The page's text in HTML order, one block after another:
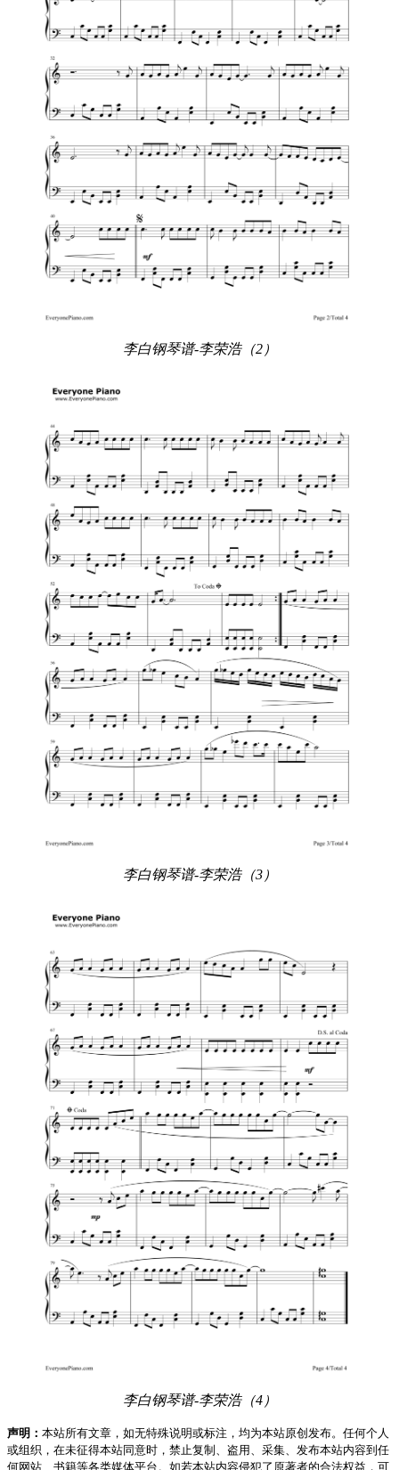
李白钢琴谱-李荣浩（2）
李白钢琴谱-李荣浩（3）
李白钢琴谱-李荣浩（4）
声明： 本站所有文章，如无特殊说明或标注，均为本站原创发布。任何个人
或组织，在未征得本站同意时，禁止复制、盗用、采集、发布本站内容到任
何网站、书籍等各类媒体平台。如若本站内容侵犯了原著者的合法权益，可